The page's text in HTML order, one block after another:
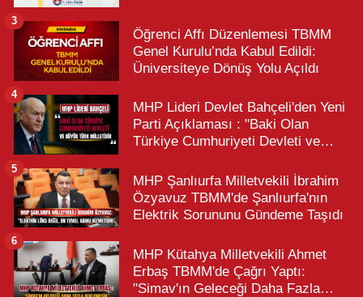
Öğrenci Affı Düzenlemesi TBMM
Genel Kurulu’nda Kabul Edildi:
Üniversiteye Dönüş Yolu Açıldı
3
MHP Lideri Devlet Bahçeli'den Yeni
Parti Açıklaması : "Baki Olan
Türkiye Cumhuriyeti Devleti ve
4
MHP Şanlıurfa Milletvekili İbrahim
Özyavuz TBMM'de Şanlıurfa'nın
Elektrik Sorununu Gündeme Taşıdı
5
MHP Kütahya Milletvekili Ahmet
Erbaş TBMM'de Çağrı Yaptı:
"Simav'ın Geleceği Daha Fazla
6